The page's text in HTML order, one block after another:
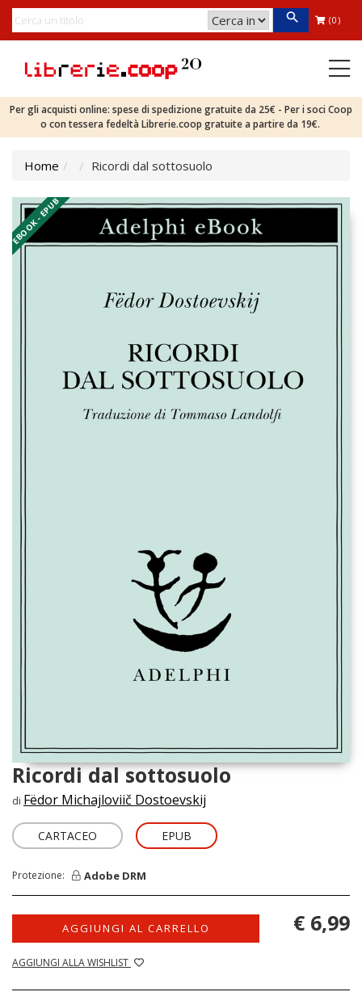
(0)
Per gli acquisti online: spese di spedizione gratuite da 25€ - Per i soci Coop
o con tessera fedeltà Librerie.coop gratuite a partire da 19€.
Home Ricordi dal sottosuolo
EBOOK - EPUB
Ricordi dal sottosuolo
di Fëdor Michajloviič Dostoevskij
CARTACEO EPUB
Protezione: Adobe DRM
AGGIUNGI AL CARRELLO
AGGIUNGI ALLA WISHLIST
€ 6,99